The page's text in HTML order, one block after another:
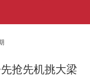
抢先机挑大梁